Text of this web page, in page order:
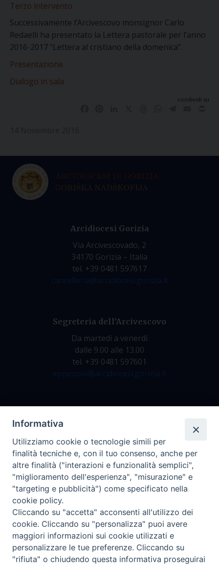
Terzo intervento
Successivamente l’Arcivescovo monsignor Carlo
Redaelli ha presentato la Lettera pastorale per l’anno
2016-2017 “Lettera al cristiano della domenica”.
Presentazione
Dialogo in sala
condividi su
Arcidiocesi Gorizia
Via Arcivescovado, 2
34170 Gorizia – Italia
tel. +39 0481 597617
cancelleria@arcidiocesi.gorizia.it
Segreteria dell’Arcivescovo
Da martedì a venerdì
dalle 9.00 alle 13.00
tel. +39 0481 597601
episcopio@arcidiocesi.gorizia.it
dalle 9.00 alle 12.30
tel. +39 0481 597628
archivio@arcidiocesi.gorizia.it
Ufficio Comunicazioni Sociali
tel. +39 0481 531663
ucs@arcidiocesi.gorizia.it
Informativa
Utilizziamo cookie o tecnologie simili per
finalità tecniche e, con il tuo consenso, anche per
altre finalità ("interazioni e funzionalità semplici",
"miglioramento dell'esperienza", "misurazione" e
"targeting e pubblicità") come specificato nella
cookie policy.
Cliccando su "accetta" acconsenti all'utilizzo dei
cookie. Cliccando su "personalizza" puoi avere
maggiori informazioni sui cookie utilizzati e
personalizzare le tue preferenze. Cliccando su
"rifiuta" o chiudendo questa informativa proseguirai